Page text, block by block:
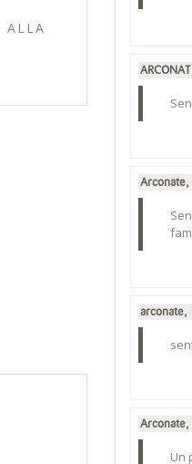
ALLA
Arconate,
arconate,
Arconate,
Un